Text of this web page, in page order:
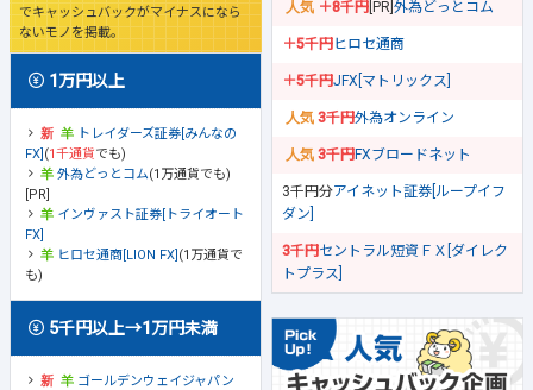
でキャッシュバックがマイナスになら
ないモノを掲載。
1万円以上
トレイダーズ証券[みんなの
FX] (1千通貨でも)
外為どっとコム(1万通貨でも)
[PR]
インヴァスト証券[トライオート
FX]
ヒロセ通商[LION FX] (1万通貨で
も)
5千円以上→1万円未満
ゴールデンウェイジャパン
＋8千円 [PR] 外為どっとコム
＋5千円ヒロセ通商
＋5千円JFX[マトリックス]
3千円外為オンライン
3千円FXブロードネット
3千円分アイネット証券[ループイフ
ダン]
3千円セントラル短資ＦＸ[ダイレク
トプラス]